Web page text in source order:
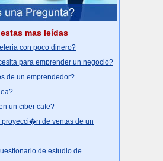
mas leídas
con poco dinero?
para emprender un negocio?
de un emprendedor?
un ciber cafe?
de ventas de un
de estudio de